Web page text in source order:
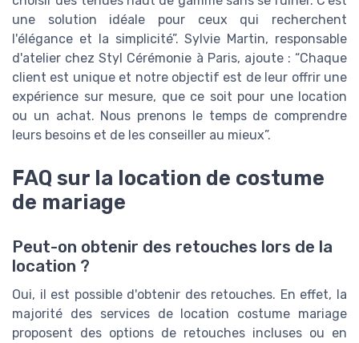
une solution idéale pour ceux qui recherchent
l'élégance et la simplicité”. Sylvie Martin, responsable
d'atelier chez Styl Cérémonie à Paris, ajoute : “Chaque
client est unique et notre objectif est de leur offrir une
expérience sur mesure, que ce soit pour une location
ou un achat. Nous prenons le temps de comprendre
leurs besoins et de les conseiller au mieux”.
FAQ sur la location de costume
de mariage
Peut-on obtenir des retouches lors de la
location ?
Oui, il est possible d'obtenir des retouches. En effet, la
majorité des services de location costume mariage
proposent des options de retouches incluses ou en